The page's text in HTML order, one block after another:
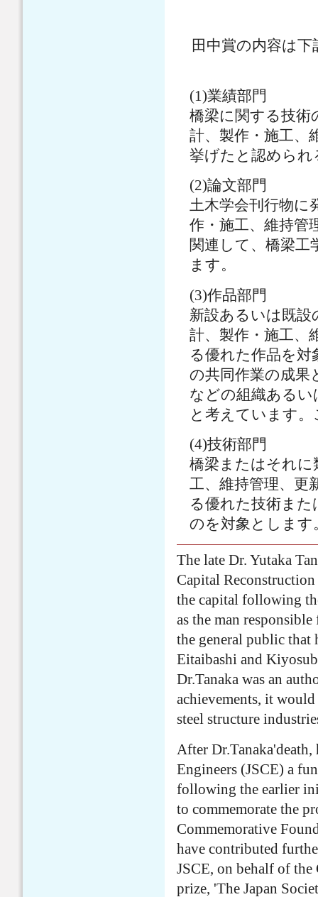
田中賞の内容は下
(1)業績部門
橋梁に関する技術
計、製作・施工、
挙げたと認めら
(2)論文部門
土木学会刊行物に
作・施工、維持管
関連して、橋梁
ます。
(3)作品部門
新設あるいは既設
計、製作・施工、
る優れた作品を
の共同作業の成果
などの組織ある
と考えています
(4)技術部門
橋梁またはそれに
工、維持管理、更
る優れた技術また
のを対象とします
The late Dr. Yutaka
Capital
the capital following
as the man
the general public that
Eitaibashi and
Dr.Tanaka was an
achievements, it
steel structure
After
Engineers (JSCE) a
following the earlier
to commemorate the
Commemorative
have contributed
JSCE, on behalf of
prize, 'The Japan